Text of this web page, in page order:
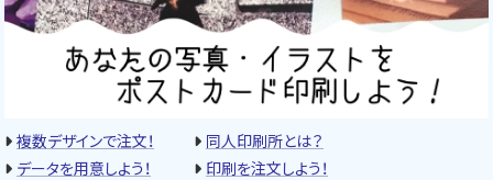
複数デザインで注文！
同人印刷所とは？
データを用意しよう！
印刷を注文しよう！